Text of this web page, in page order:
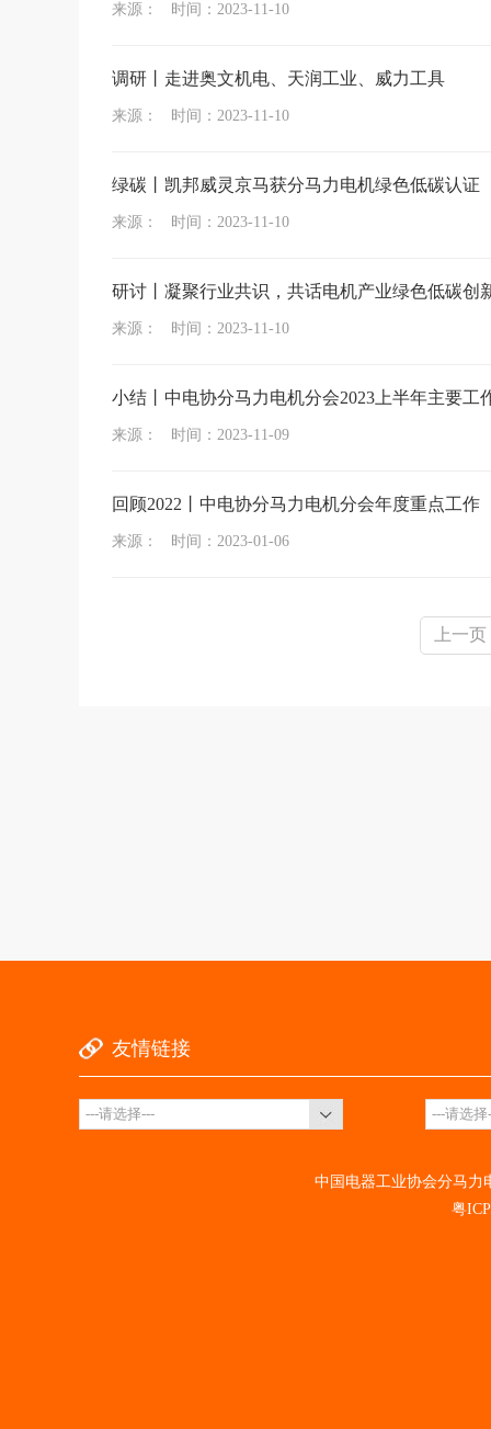
来源： 时间：2023-11-10
调研丨走进奥文机电、天润工业、威力工具
来源： 时间：2023-11-10
绿碳丨凯邦威灵京马获分马力电机绿色低碳认证
来源： 时间：2023-11-10
研讨丨凝聚行业共识，共话电机产业绿色低碳创
来源： 时间：2023-11-10
小结丨中电协分马力电机分会2023上半年主要工
来源： 时间：2023-11-09
回顾2022丨中电协分马力电机分会年度重点工作
来源： 时间：2023-01-06
上一页
友情链接
中国电器工业协会分马力
粤